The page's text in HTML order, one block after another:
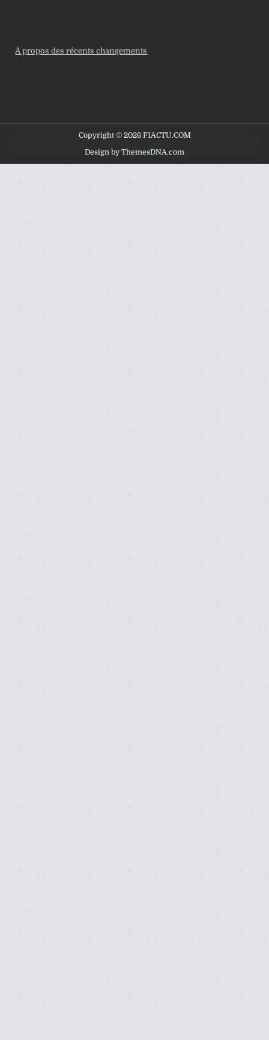
À propos des récents changements
Copyright © 2026 F1ACTU.COM
Design by ThemesDNA.com